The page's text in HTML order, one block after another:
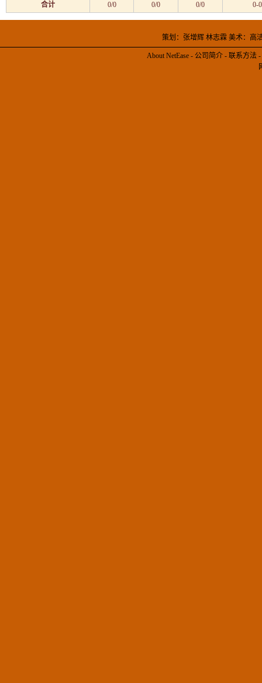
合计
0/0 0/0 0/0 0-
策划：张增辉 林志霖 美术：
About NetEase - 公司简介 - 联系方法 -